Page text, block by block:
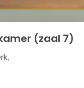
(zaal 7)